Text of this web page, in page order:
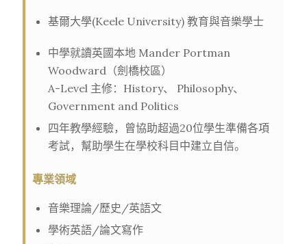
基爾大學(Keele University) 教育與音樂學士
中學就讀英國本地 Mander Portman
Woodward（劍橋校區）
A-Level 主修：History、 Philosophy、
Government and Politics
四年教學經驗，曾協助超過20位學生準備各項
考試，幫助學生在學校科目中建立自信。
專業領域
音樂理論/歷史/英語文
學術英語/論文寫作